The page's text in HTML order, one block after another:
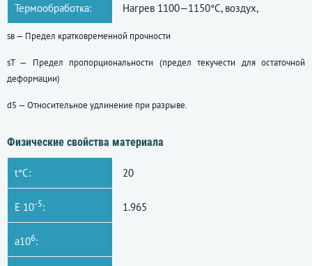
Термообработка: Нагрев 1100—1150°C, воздух,
sв — Предел кратковременной прочности
sT — Предел пропорциональности (предел текучести для остаточной
деформации)
d5 — Относительное удлинение при разрыве.
Физические свойства материала
t°C: 20
E 10-5: 1.965
a106: